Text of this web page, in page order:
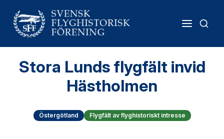
Stora Lunds flygfält invid
Hästholmen
Östergötland Flygfält av flyghistoriskt intresse